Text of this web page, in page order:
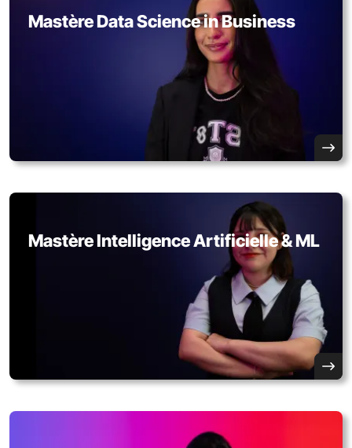
Mastère Data Science in Business
Mastère Intelligence Artificielle & ML